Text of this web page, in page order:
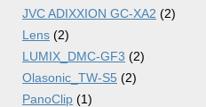
JVC ADIXXION GC-XA2 (2)
Lens (2)
LUMIX_DMC-GF3 (2)
Olasonic_TW-S5 (2)
PanoClip (1)